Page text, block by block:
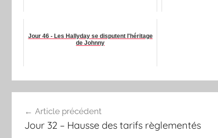
Jour 46 - Les Hallyday se disputent l'héritage
de Johnny
de
Article précédent
Jour 32 – Hausse des tarifs règlementés